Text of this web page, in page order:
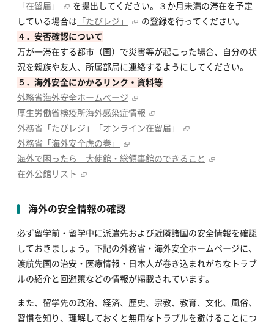
「在留届」
を提出してください。３か月未満の滞在を予定
している場合は 「たびレジ」
の登録を行ってください。
４．安否確認について
万が一滞在する都市（国）で災害等が起こった場合、自分の状
況を親族や友人、所属部局に連絡するようにしてください。
５．海外安全にかかるリンク・資料等
外務省海外安全ホームページ
厚生労働省検疫所海外感染症情報
外務省「たびレジ」「オンライン在留届」
外務省「海外安全虎の巻」
海外で困ったら 大使館・総領事館のできること
在外公館リスト
海外の安全情報の確認
必ず留学前・留学中に派遣先および近隣諸国の安全情報を確認
しておきましょう。下記の外務省・海外安全ホームページに、
渡航先国の治安・医療情報・日本人が巻き込まれがちなトラブ
ルの紹介と回避策などの情報が掲載されています。
また、留学先の政治、経済、歴史、宗教、教育、文化、風俗、
習慣を知り、理解しておくと無用なトラブルを避けることにつ